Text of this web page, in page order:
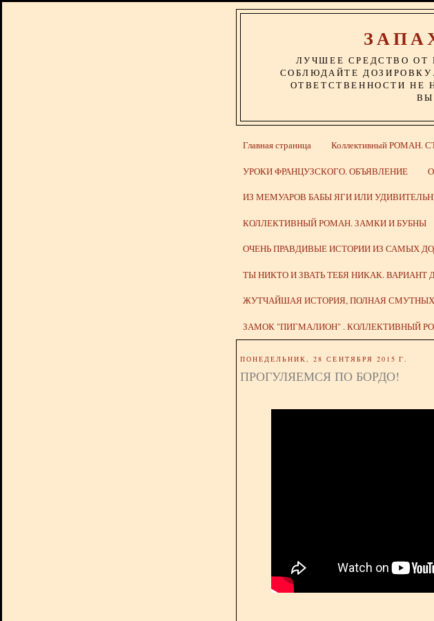
ЛУЧШЕЕ СРЕДСТВО ОТ
СОБЛЮДАЙТЕ
ОТВЕТСТВЕННОСТИ НЕ
Главная страница Коллективный
УРОКИ ФРАНЦУЗСКОГО. ОБЪЯВЛЕНИЕ
ИЗ МЕМУАРОВ БАБЫ ЯГИ ИЛИ
КОЛЛЕКТИВНЫЙ РОМАН. ЗАМКИ И БУБНЫ
ОЧЕНЬ ПРАВДИВЫЕ ИСТОРИИ ИЗ САМЫХ
ТЫ НИКТО И ЗВАТЬ ТЕБЯ НИКАК. ВАРИАНТ
ЖУТЧАЙШАЯ ИСТОРИЯ, ПОЛНАЯ
ЗАМОК "ПИГМАЛИОН" . КОЛЛЕКТИВНЫЙ
ПОНЕДЕЛЬНИК, 28 СЕНТЯБРЯ 2015 Г.
ПРОГУЛЯЕМСЯ ПО БОРДО!